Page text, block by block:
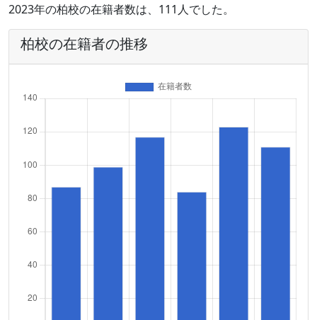
2023年の柏校の在籍者数は、111人でした。
柏校の在籍者の推移